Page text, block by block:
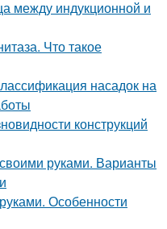
между индукционной и
Что такое
насадок на
конструкций
руками. Варианты
Особенности